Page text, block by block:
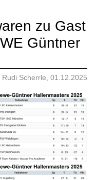
zu Gast
Güntner
Rudi Scherrle, 01.12.2025